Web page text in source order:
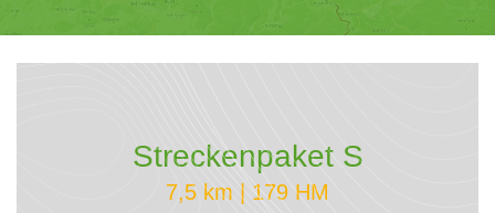
Streckenpaket S
7,5 km | 179 HM